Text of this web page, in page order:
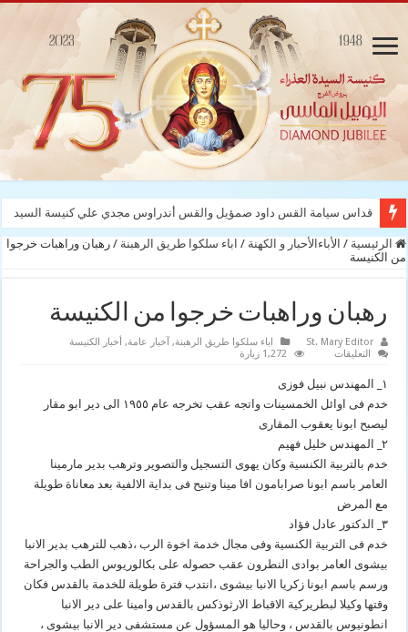
قداس سيامة القس داود صمؤيل والقس أندراوس مجدي علي كنيسة السيدة
الرئيسية / الأباءالأحبار و الكهنة / اباء سلكوا طريق الرهبنة / رهبان وراهبات خرجوا
من الكنيسة
رهبان وراهبات خرجوا من الكنيسة
St. Mary Editor اباء سلكوا طريق الرهبنة,آخبار عامة, أخبار الكنيسة
التعليقات
خرجوا
من
الكنيسة
مغلقة
1,272 زيارة
١_ المهندس نبيل فوزى
خدم فى اوائل الخمسينات واتجه عقب تخرجه عام ١٩٥٥ الى دير ابو مقار
ليصبح ابونا يعقوب المقارى
٢_ المهندس خليل فهيم
خدم بالتربية الكنسية وكان يهوى التسجيل والتصوير وترهب بدير مارمينا
العامر باسم ابونا صرابامون افا مينا وتنيح فى بداية الالفية بعد معاناة طويلة
مع المرض
٣_ الدكتور عادل فؤاد
خدم فى التربية الكنسية وفى مجال خدمة اخوة الرب ،ذهب للترهب بدير الانبا
بيشوى العامر بوادى النطرون عقب حصوله على بكالوريوس الطب والجراحة
ورسم باسم ابونا زكريا الانبا بيشوى ،انتدب فترة طويلة للخدمة بالقدس فكان
وقتها وكيلا لبطريركية الاقباط الارثوذكس بالقدس وامينا على دير الانبا
انطونيوس بالقدس ، وحاليا هو المسؤول عن مستشفى دير الانبا بيشوى ،